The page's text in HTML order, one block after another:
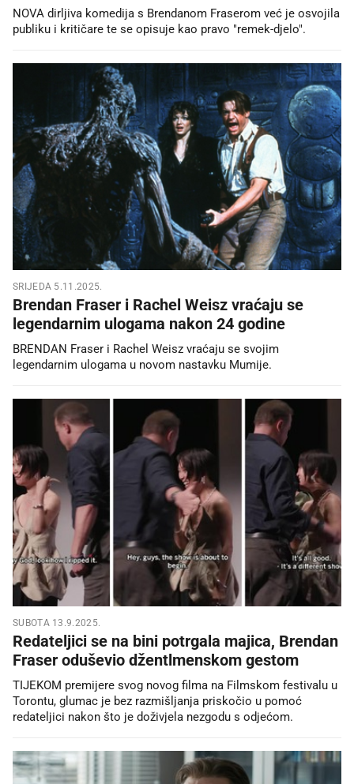
NOVA dirljiva komedija s Brendanom Fraserom već je osvojila
publiku i kritičare te se opisuje kao pravo "remek-djelo".
SRIJEDA 5.11.2025.
Brendan Fraser i Rachel Weisz vraćaju se
legendarnim ulogama nakon 24 godine
BRENDAN Fraser i Rachel Weisz vraćaju se svojim
legendarnim ulogama u novom nastavku Mumije.
SUBOTA 13.9.2025.
Redateljici se na bini potrgala majica, Brendan
Fraser oduševio džentlmenskom gestom
TIJEKOM premijere svog novog filma na Filmskom festivalu u
Torontu, glumac je bez razmišljanja priskočio u pomoć
redateljici nakon što je doživjela nezgodu s odjećom.